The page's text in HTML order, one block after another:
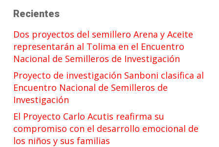
Recientes
Dos proyectos del semillero Arena y Aceite
representarán al Tolima en el Encuentro
Nacional de Semilleros de Investigación
Proyecto de investigación Sanboni clasifica al
Encuentro Nacional de Semilleros de
Investigación
El Proyecto Carlo Acutis reafirma su
compromiso con el desarrollo emocional de
los niños y sus familias